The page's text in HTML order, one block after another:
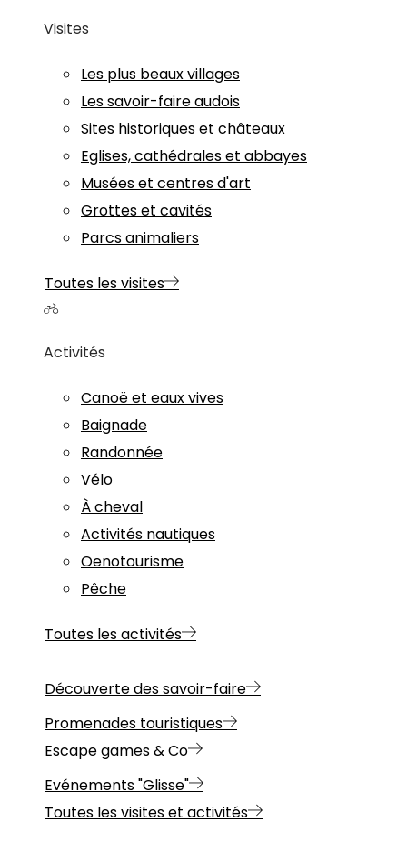
Visites
Les plus beaux villages
Les savoir-faire audois
Sites historiques et châteaux
Eglises, cathédrales et abbayes
Musées et centres d'art
Grottes et cavités
Parcs animaliers
Toutes les visites
Activités
Canoë et eaux vives
Baignade
Randonnée
Vélo
À cheval
Activités nautiques
Oenotourisme
Pêche
Toutes les activités
Découverte des savoir-faire
Promenades touristiques
Escape games & Co
Evénements "Glisse"
Toutes les visites et activités